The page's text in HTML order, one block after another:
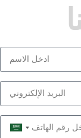
Saudi